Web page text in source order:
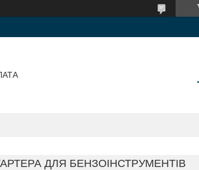
ДЛЯ БЕНЗОІНСТРУМЕНТІВ